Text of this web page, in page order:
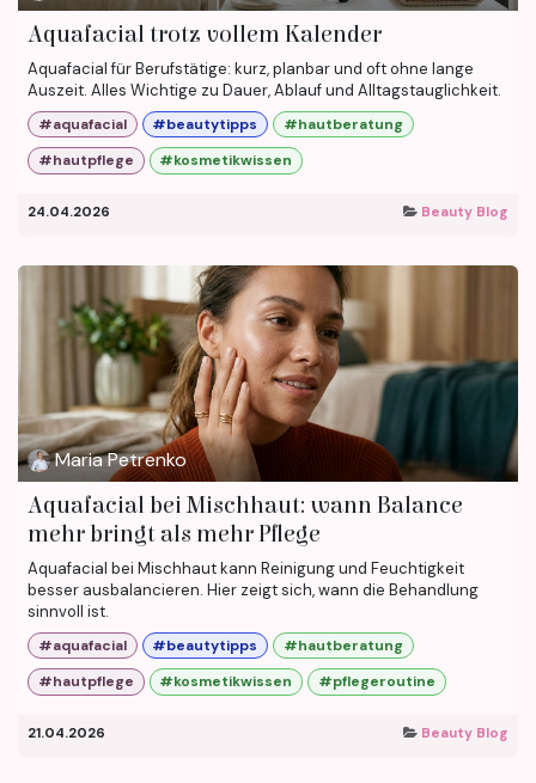
Aquafacial trotz vollem Kalender
Aquafacial für Berufstätige: kurz, planbar und oft ohne lange
Auszeit. Alles Wichtige zu Dauer, Ablauf und Alltagstauglichkeit.
#aquafacial #beautytipps
#hautberatung
#hautpflege
#kosmetikwissen
24.04.2026 Beauty Blog
Maria Petrenko
Aquafacial bei Mischhaut: wann Balance
mehr bringt als mehr Pflege
Aquafacial bei Mischhaut kann Reinigung und Feuchtigkeit
besser ausbalancieren. Hier zeigt sich, wann die Behandlung
sinnvoll ist.
#aquafacial #beautytipps
#hautberatung
#hautpflege
#kosmetikwissen #pflegeroutine
21.04.2026 Beauty Blog